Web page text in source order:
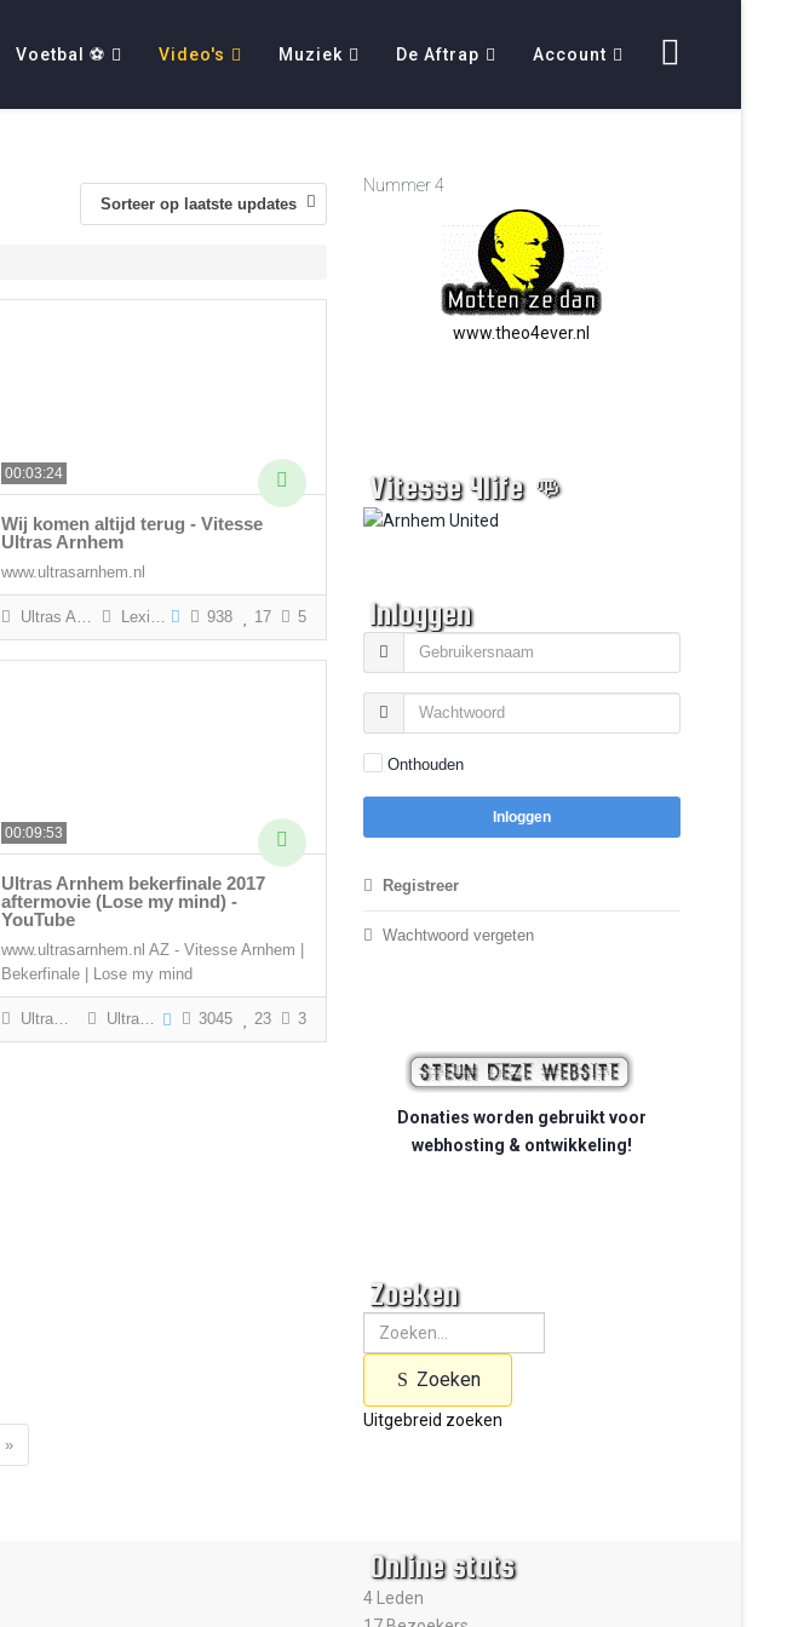
Voetbal ⚽ Video's Muziek De Aftrap Account
Sorteer op laatste updates
00:03:24
Wij komen altijd terug - Vitesse
Ultras Arnhem
www.ultrasarnhem.nl
Ultras Arnhem Lexie 026 938 17 5
00:09:53
Ultras Arnhem bekerfinale 2017
aftermovie (Lose my mind) -
YouTube
www.ultrasarnhem.nl AZ - Vitesse Arnhem |
Bekerfinale | Lose my mind
Ultras Arnhem Ultras Arnhem 3045 23 3
»
Nummer 4
www.theo4ever.nl
Vitesse 4life 👊
Inloggen
Onthouden
Inloggen
Registreer
Wachtwoord vergeten
Donaties worden gebruikt voor
webhosting & ontwikkeling!
Zoeken
Zoeken
Uitgebreid zoeken
Online stats
4 Leden